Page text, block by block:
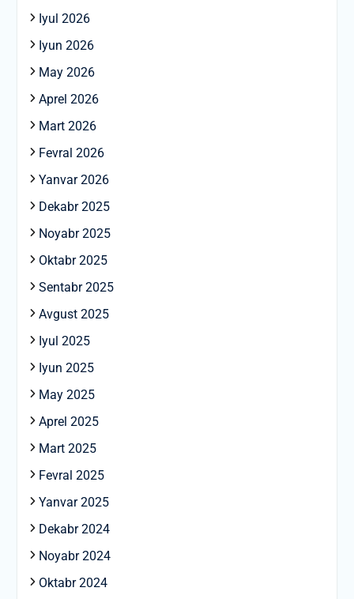
Iyul 2026
Iyun 2026
May 2026
Aprel 2026
Mart 2026
Fevral 2026
Yanvar 2026
Dekabr 2025
Noyabr 2025
Oktabr 2025
Sentabr 2025
Avgust 2025
Iyul 2025
Iyun 2025
May 2025
Aprel 2025
Mart 2025
Fevral 2025
Yanvar 2025
Dekabr 2024
Noyabr 2024
Oktabr 2024